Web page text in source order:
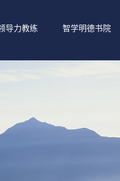
导力教练 智学明德书院